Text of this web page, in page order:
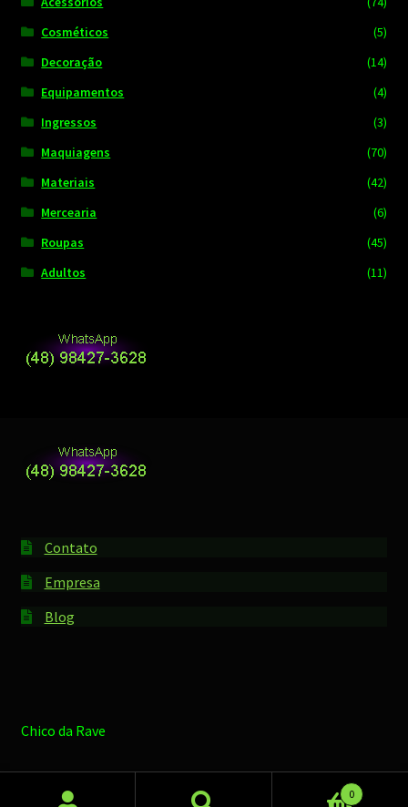
Cosméticos
(5)
Decoração
(14)
Equipamentos
(4)
Ingressos
(3)
Maquiagens
(70)
Materiais
(42)
Mercearia
(6)
Roupas
(45)
Adultos
(11)
Contato
Empresa
Blog
Chico da Rave
0